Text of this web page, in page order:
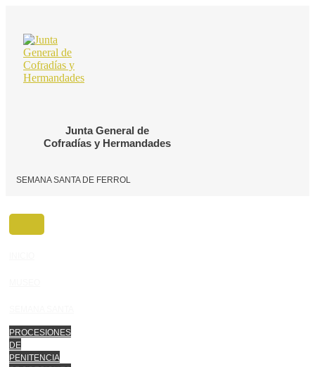
contenido
Junta General de
Cofradías y Hermandades
SEMANA SANTA DE FERROL
PROCESIONES
DE
PENITENCIA